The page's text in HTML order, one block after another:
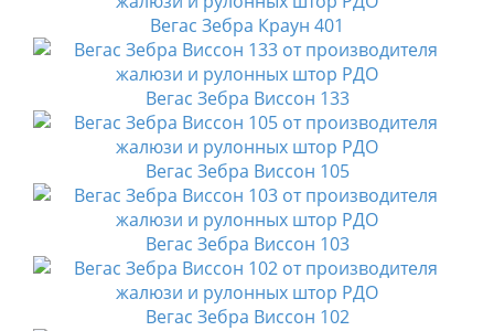
Вегас Зебра Краун 401
Вегас Зебра Виссон 133
Вегас Зебра Виссон 105
Вегас Зебра Виссон 103
Вегас Зебра Виссон 102